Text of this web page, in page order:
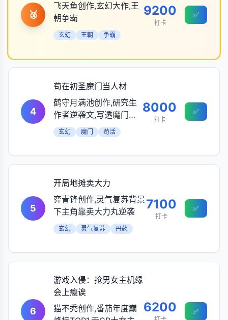
🥉
飞天鱼创作,玄幻大作,王
朝争霸
玄幻 王朝 争霸
9200
打卡
✅
4
苟在初圣魔门当人材
鹤守月满池创作,研究生
作者逆袭文,写透魔门底
层生存法则
玄幻 魔门 苟活
8000
打卡
✅
5
开局地摊卖大力
弈青锋创作,灵气复苏背景
下主角靠卖大力丸逆袭
玄幻 灵气复苏 丹药
7100
打卡
✅
6
游戏入侵：抢男女主机缘
会上瘾诶
猫不秃创作,番茄年度巅
6200 ✅